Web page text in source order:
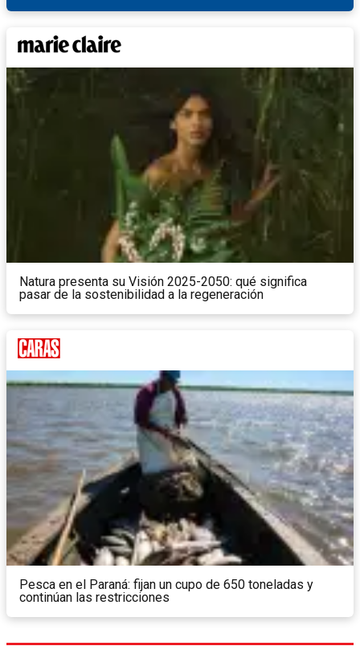
Natura presenta su Visión 2025-2050: qué significa
pasar de la sostenibilidad a la regeneración
Pesca en el Paraná: fijan un cupo de 650 toneladas y
continúan las restricciones